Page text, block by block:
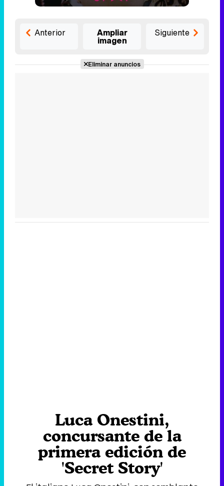
Anterior Ampliar
imagen
Siguiente
Eliminar anuncios
Luca Onestini,
concursante de la
primera edición de
'Secret Story'